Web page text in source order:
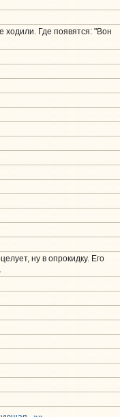
ходили. Где появятся: "Вон
ну в опрокидку. Его